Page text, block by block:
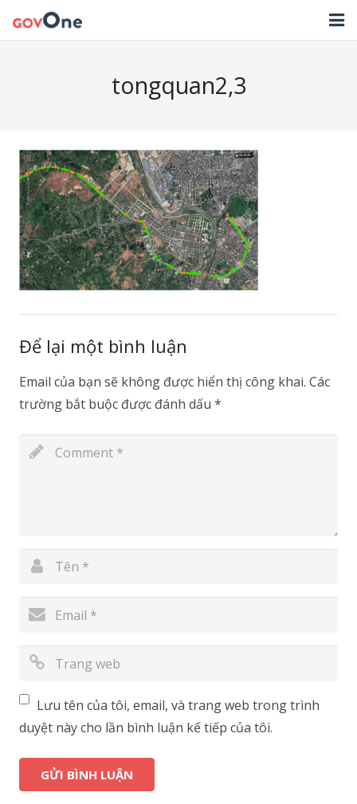
HỖ TRỢ
TẢI ỨNG DỤNG
LIÊN HỆ
NHẬT KÝ CẬP NHẬT PHẦN MỀM
tongquan2,3
Để lại một bình luận
Email của bạn sẽ không được hiển thị công khai. Các
trường bắt buộc được đánh dấu *
Lưu tên của tôi, email, và trang web trong trình
duyệt này cho lần bình luận kế tiếp của tôi.